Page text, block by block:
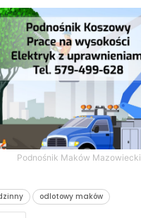
Podnośnik Maków Mazowiecki
odlotowy maków